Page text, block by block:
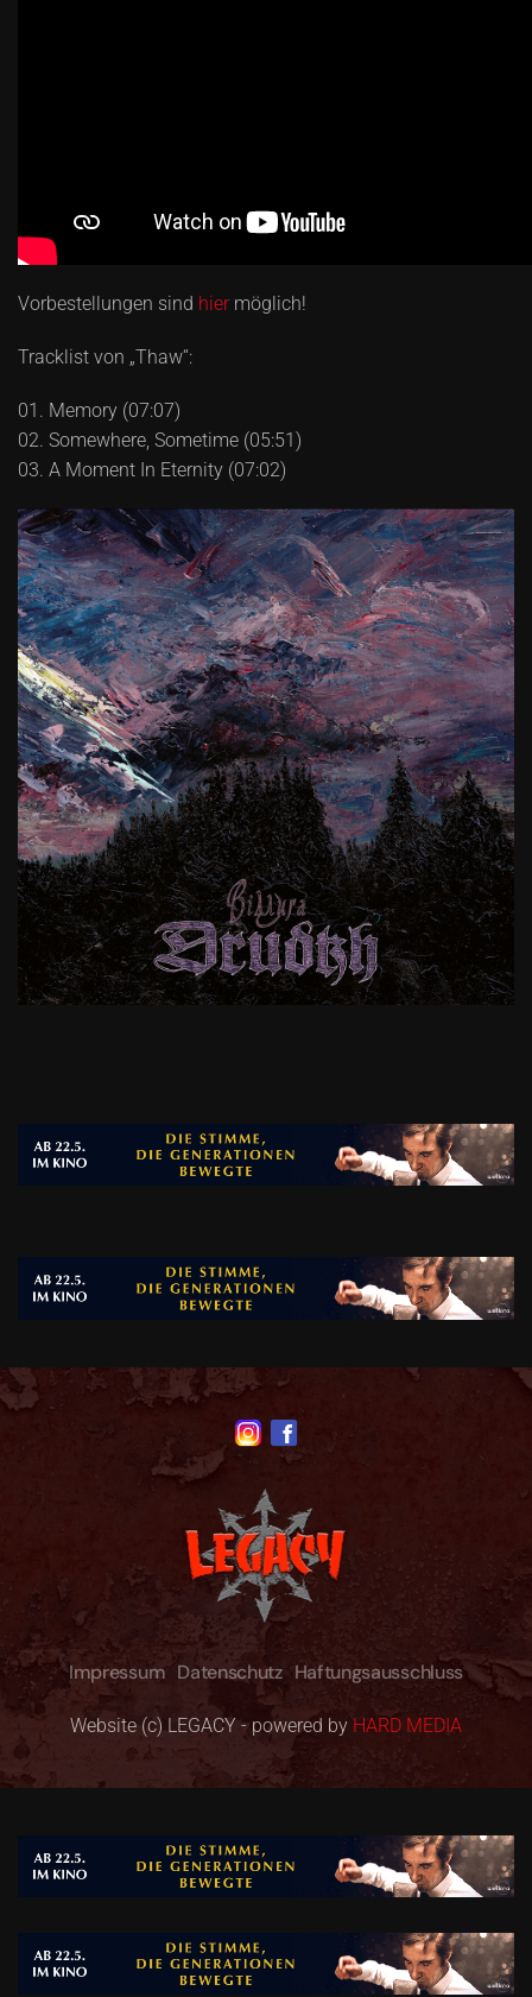
Vorbestellungen sind hiermöglich!
Tracklist von „Thaw“:
01. Memory (07:07)
02. Somewhere, Sometime (05:51)
03. A Moment In Eternity (07:02)
Impressum Datenschutz Haftungsausschluss
Website (c) LEGACY - powered by HARD MEDIA